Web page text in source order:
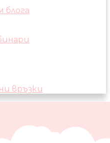
блога
връзки